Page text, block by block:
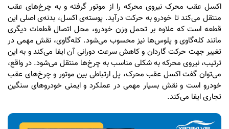
اکسل عقب محرک نیروی محرکه را از موتور گرفته و به چرخ‌های عقب
منتقل می‌کند تا خودرو به حرکت درآید. پوسته‌ی اکسل، بدنه‌ی اصلی این
قطعه است که علاوه بر تحمل وزن خودرو، محل اتصال قطعات دیگری
مانند کله‌گاوی و پلوس‌ها نیز محسوب می‌شود. کله‌گاوی، نقش مهمی در
تغییر جهت حرکت گاردان و کاهش سرعت دورانی آن ایفا می‌کند و به این
ترتیب، نیروی محرکه به شکلی مناسب به چرخ‌ها منتقل می‌شود. در واقع،
می‌توان گفت اکسل عقب محرک، پل ارتباطی بین موتور و چرخ‌های عقب
خودرو است و نقش بسیار مهمی در عملکرد و ایمنی خودروهای سنگین
تجاری ایفا می‌کند.